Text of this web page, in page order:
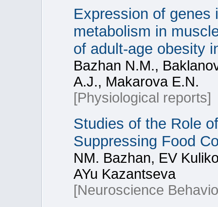
Expression of genes
metabolism in
of adult-age obesity
Bazhan N.M.,
A.J., Makarova E.N.
[Physiological reports]
Studies of the Role
Suppressing Food
NM. Bazhan, EV
AYu Kazantseva
[Neuroscience